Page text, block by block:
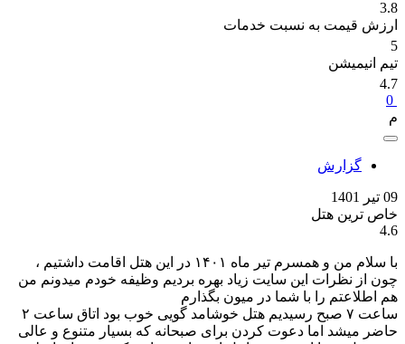
3.8
ارزش قیمت به نسبت خدمات
5
تیم انیمیشن
4.7
0
م
گزارش
09 تیر 1401
خاص ترین هتل
4.6
با سلام من و همسرم تیر ماه ۱۴۰۱ در این هتل اقامت داشتیم ،
چون از نظرات این سایت زیاد بهره بردیم وظیفه خودم میدونم من
هم اطلاعتم را با شما در میون بگذارم
ساعت ۷ صبح رسیدیم هتل خوشامد گویی خوب بود اتاق ساعت ۲
حاضر میشد اما دعوت کردن برای صبحانه که بسیار متنوع و عالی